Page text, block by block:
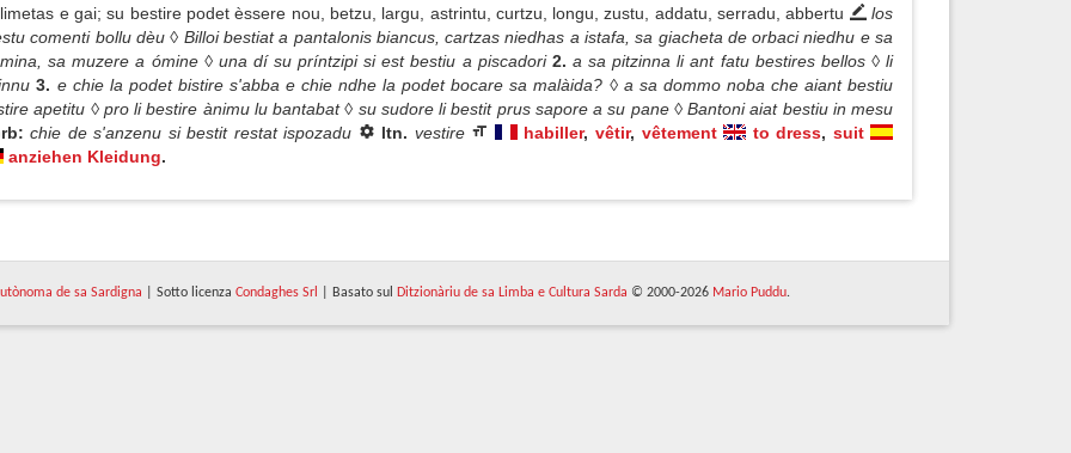
e gai; su bestire podet èssere nou, betzu, largu, astrintu, curtzu, longu, zustu, addatu, serradu, abbertu
los
comenti bollu dèu ◊ Billoi bestiat a pantalonis biancus, cartzas niedhas a istafa, sa giacheta de orbaci niedhu e sa
sa muzere a ómine ◊ una dí su príntzipi si est bestiu a piscadori 2. a sa pitzinna li ant fatu bestires bellos ◊ li
3. e chie la podet bistire s'abba e chie ndhe la podet bocare sa malàida? ◊ a sa dommo noba che aiant bestiu
apetitu ◊ pro li bestire ànimu lu bantabat ◊ su sudore li bestit prus sapore a su pane ◊ Bantoni aiat bestiu in mesu
chie de s'anzenu si bestit restat ispozadu ltn. vestire habiller, vêtir, vêtement to dress, suit
anziehen Kleidung.
de sa Sardigna | Sotto licenza Condaghes Srl | Basato sul Ditzionàriu de sa Limba e Cultura Sarda © 2000-2026 Mario Puddu.